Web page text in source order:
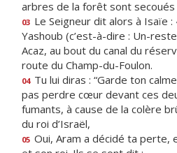
arbres de la forêt sont secoués
03 Le Seigneur dit alors à Isaïe
Yashoub (c’est-à-dire : Un-
Acaz, au bout du canal du
route du Champ-du-Foulon.
04 Tu lui diras : “Garde ton
pas perdre cœur devant ces
fumants, à cause de la colère
du roi d’Israël,
05 Oui, Aram a décidé ta perte,